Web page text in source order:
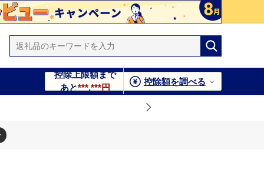
控除上限額まで
あと***,***円
控除額を調べる